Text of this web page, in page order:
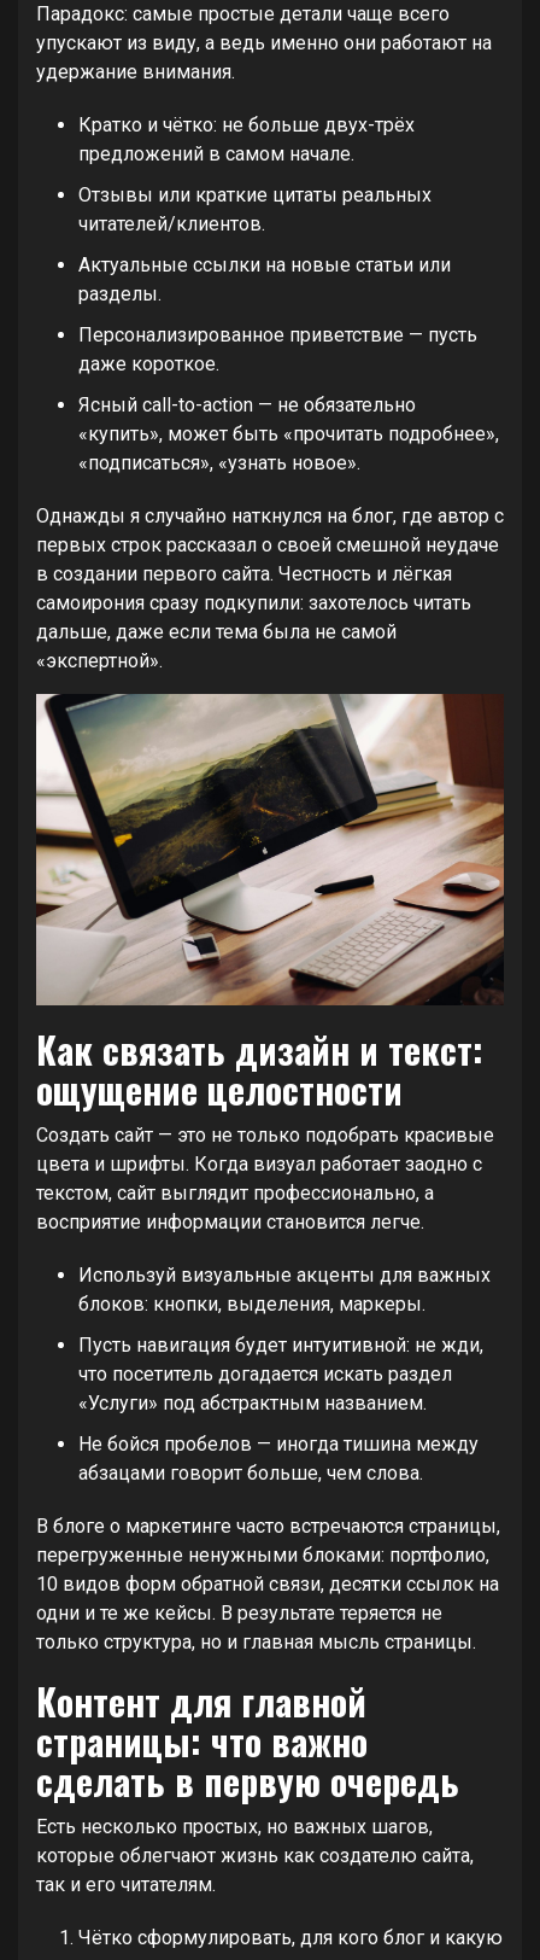
Парадокс: самые простые детали чаще всего
упускают из виду, а ведь именно они работают на
удержание внимания.
Кратко и чётко: не больше двух-трёх
предложений в самом начале.
Отзывы или краткие цитаты реальных
читателей/клиентов.
Актуальные ссылки на новые статьи или
разделы.
Персонализированное приветствие — пусть
даже короткое.
Ясный call-to-action — не обязательно
«купить», может быть «прочитать подробнее»,
«подписаться», «узнать новое».
Однажды я случайно наткнулся на блог, где автор с
первых строк рассказал о своей смешной неудаче
в создании первого сайта. Честность и лёгкая
самоирония сразу подкупили: захотелось читать
дальше, даже если тема была не самой
«экспертной».
Как связать дизайн и текст:
ощущение целостности
Создать сайт — это не только подобрать красивые
цвета и шрифты. Когда визуал работает заодно с
текстом, сайт выглядит профессионально, а
восприятие информации становится легче.
Используй визуальные акценты для важных
блоков: кнопки, выделения, маркеры.
Пусть навигация будет интуитивной: не жди,
что посетитель догадается искать раздел
«Услуги» под абстрактным названием.
Не бойся пробелов — иногда тишина между
абзацами говорит больше, чем слова.
В блоге о маркетинге часто встречаются страницы,
перегруженные ненужными блоками: портфолио,
10 видов форм обратной связи, десятки ссылок на
одни и те же кейсы. В результате теряется не
только структура, но и главная мысль страницы.
Контент для главной
страницы: что важно
сделать в первую очередь
Есть несколько простых, но важных шагов,
которые облегчают жизнь как создателю сайта,
так и его читателям.
Чётко сформулировать, для кого блог и какую